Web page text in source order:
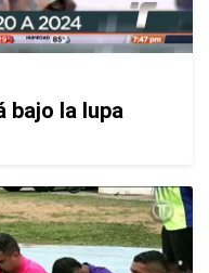
bajo la lupa